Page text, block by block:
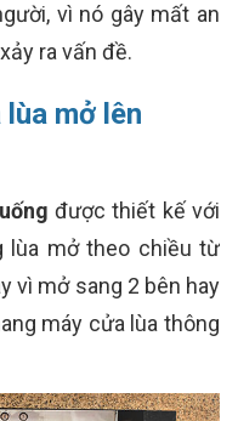
vì nó gây mất an
ra vấn đề.
mở lên
được thiết kế với
lùa mở theo chiều từ
vì mở sang 2 bên hay
máy cửa lùa thông